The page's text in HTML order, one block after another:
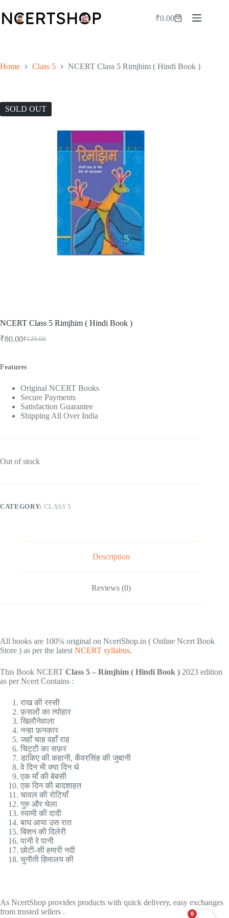
to
content
Shopping
₹0.00
Home Class 5 NCERT Class 5 Rimjhim ( Hindi Book )
SOLD OUT
NCERT Class 5 Rimjhim ( Hindi Book )
₹120.00
Original
₹120.00.
₹80.00Current
₹80.00.
Features
Original NCERT Books
Secure Payments
Satisfaction Guarantee
Shipping All Over India
Out of stock
CATEGORY: CLASS 5
Description
Reviews (0)
All books are 100℅ original on NcertShop.in ( Online Ncert Book
Store ) as per the latest NCERT syllabus.
This Book NCERT Class 5 – Rimjhim ( Hindi Book ) 2023 edition
as per Ncert Contains :
राख की रस्सी
फ़सलों का त्योहार
खिलौनेवाला
नन्हा फ़नकार
जहाँ चाह वहाँ राह
चिट्टी का सफ़र
डाकिए की कहानी, कँवरसिंह की जुबानी
वे दिन भी क्या दिन थे
एक माँ की बेबसी
एक दिन की बादशाहत
चावल की रोटियाँ
गुरु और चेला
स्वामी की दादी
बाघ आया उस रात
बिशन की दिलेरी
पानी रे पानी
छोटी-सी हमारी नदी
चुनौती हिमालय की
As NcertShop provides products with quick delivery, easy exchanges
from trusted sellers .
0